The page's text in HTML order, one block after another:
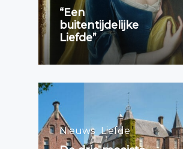
“Een
buitentijdelijke
Liefde”
Nieuws Liefde